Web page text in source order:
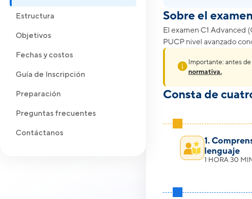
Estructura
Objetivos
Fechas y costos
Guía de Inscripción
Preparación
Preguntas frecuentes
Contáctanos
Sobre el examen
El examen C1 Advanced
PUCP nivel avanzado
Importante: antes
normativa.
Consta de
1.
lenguaje
1 HORA 30